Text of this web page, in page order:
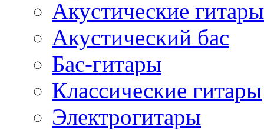
Акустические гитары
Акустический бас
Бас-гитары
Классические гитары
Электрогитары